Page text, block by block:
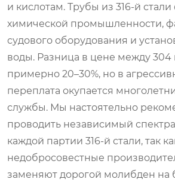
и кислотам. Трубы из 316-й
химической промышленности,
судового оборудования и
воды. Разница в цене между 304
примерно 20–30%, но в
переплата окупается
службы. Мы настоятельно
проводить независимый
каждой партии 316-й стали, так
недобросовестные
заменяют дорогой молибден на